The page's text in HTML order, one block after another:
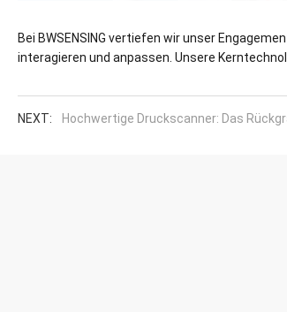
Bei BWSENSING vertiefen wir unser
interagieren und anpassen. Unsere
NEXT: Hochwertige Druckscanner: Das